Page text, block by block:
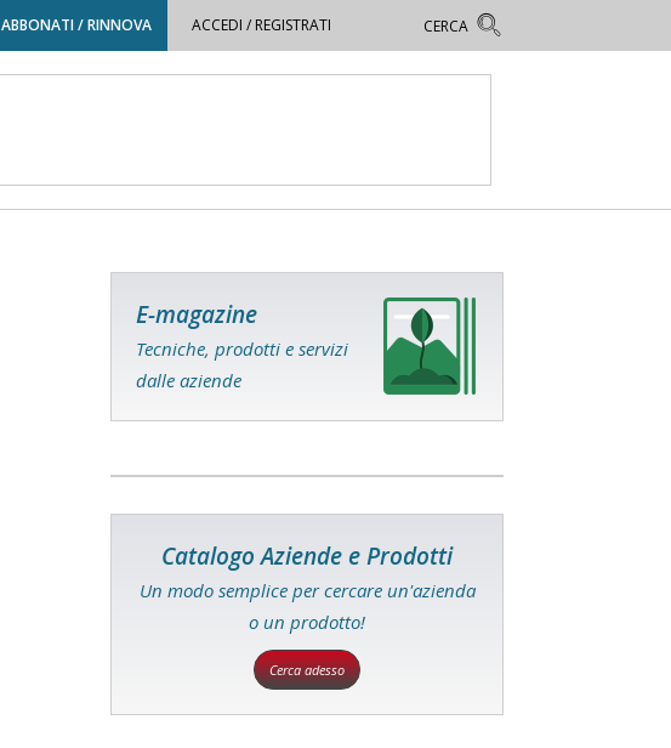
ABBONATI / RINNOVA ACCEDI / REGISTRATI
E-magazine
Tecniche, prodotti e servizi
dalle aziende
Catalogo Aziende e Prodotti
Un modo semplice per cercare un'azienda
o un prodotto!
Cerca adesso